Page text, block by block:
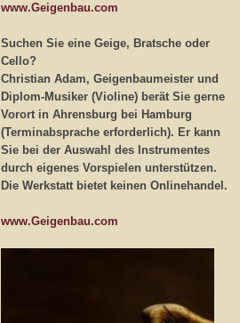
www.Geigenbau.com
Suchen Sie eine Geige, Bratsche oder
Cello?
Christian Adam, Geigenbaumeister und
Diplom-Musiker (Violine) berät Sie gerne
Vorort in Ahrensburg bei Hamburg
(Terminabsprache erforderlich). Er kann
Sie bei der Auswahl des Instrumentes
durch eigenes Vorspielen unterstützen.
Die Werkstatt bietet keinen Onlinehandel.
www.Geigenbau.com